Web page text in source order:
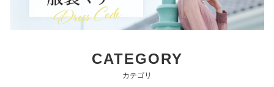
CATEGORY
カテゴリ